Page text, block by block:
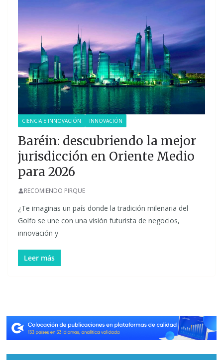
CIENCIA E INNOVACIÓN INNOVACIÓN
Baréin: descubriendo la mejor
jurisdicción en Oriente Medio
para 2026
RECOMIENDO PIRQUE
¿Te imaginas un país donde la tradición milenaria del
Golfo se une con una visión futurista de negocios,
innovación y
Leer más